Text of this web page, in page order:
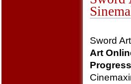
Sword
Art